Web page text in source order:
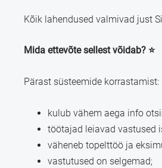
Kõik lahendused valmivad just
Mida ettevõte sellest võidab? ⭐
Pärast süsteemide korrastamist:
kulub vähem aega info
töötajad leiavad vastused
väheneb topelttöö ja
vastutused on selgemad;